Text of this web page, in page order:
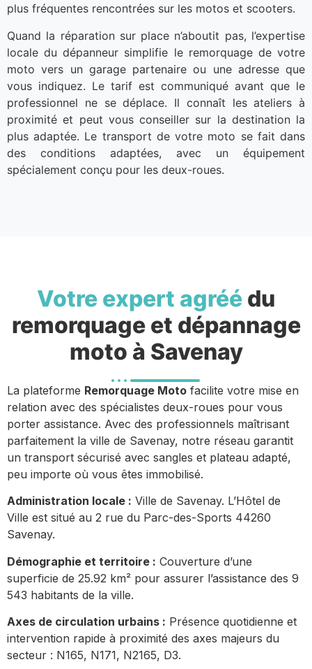
plus fréquentes rencontrées sur les motos et scooters.
Quand la réparation sur place n’aboutit pas, l’expertise
locale du dépanneur simplifie le remorquage de votre
moto vers un garage partenaire ou une adresse que
vous indiquez. Le tarif est communiqué avant que le
professionnel ne se déplace. Il connaît les ateliers à
proximité et peut vous conseiller sur la destination la
plus adaptée. Le transport de votre moto se fait dans
des conditions adaptées, avec un équipement
spécialement conçu pour les deux-roues.
Votre expert agréé du
remorquage et dépannage
moto à Savenay
La plateforme Remorquage Moto facilite votre mise en
relation avec des spécialistes deux-roues pour vous
porter assistance. Avec des professionnels maîtrisant
parfaitement la ville de Savenay, notre réseau garantit
un transport sécurisé avec sangles et plateau adapté,
peu importe où vous êtes immobilisé.
Administration locale : Ville de Savenay. L’Hôtel de
Ville est situé au 2 rue du Parc-des-Sports 44260
Savenay.
Démographie et territoire : Couverture d’une
superficie de 25.92 km² pour assurer l’assistance des 9
543 habitants de la ville.
Axes de circulation urbains : Présence quotidienne et
intervention rapide à proximité des axes majeurs du
secteur : N165, N171, N2165, D3.